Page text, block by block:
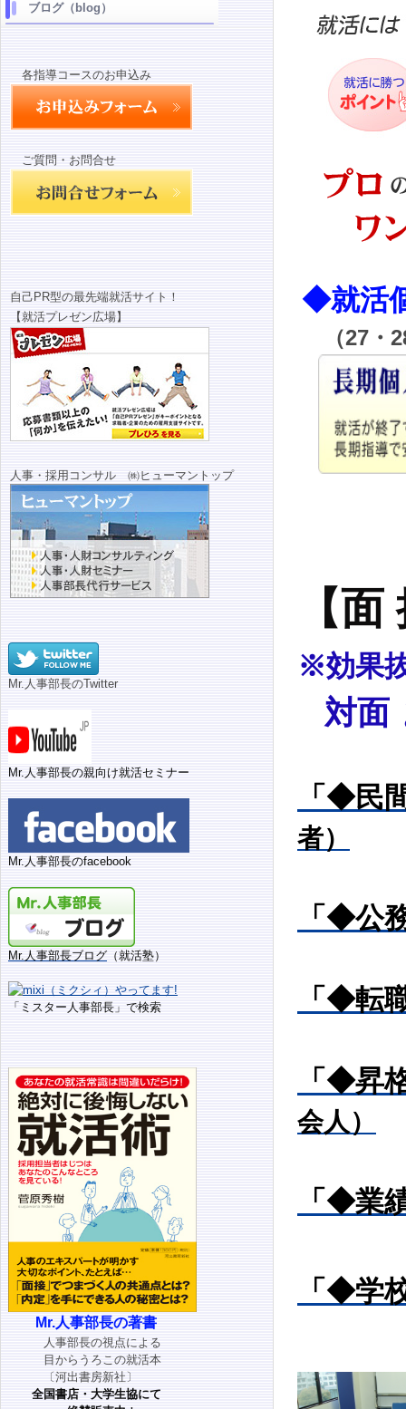
ブログ（blog）
各指導コースのお申込み
ご質問・お問合せ
自己PR型の最先端就活サイト！
【就活プレゼン広場】
人事・採用コンサル ㈱ヒューマントップ
Mr.人事部長のTwitter
Mr.人事部長の親向け就活セミナー
Mr.人事部長のfacebook
Mr.人事部長ブログ（就活塾）
「ミスター人事部長」で検索
Mr.人事部長の著書
人事部長の視点による
目からうろこの就活本
〔河出書房新社〕
全国書店・大学生協にて
◆就活
（27・
【
※効果
対面
「◆民
者）
「◆公
「◆転
「◆昇
会人）
「◆業
「◆学